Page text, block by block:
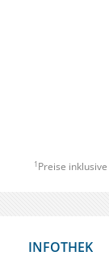
1 Preise
INFOTHEK